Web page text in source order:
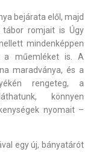
bejárata elől, majd
romjait is Úgy
mindenképpen
műemléket is. A
maradványa, és a
rengeteg, a
könnyen
nyomait –
egy új, bányatárót